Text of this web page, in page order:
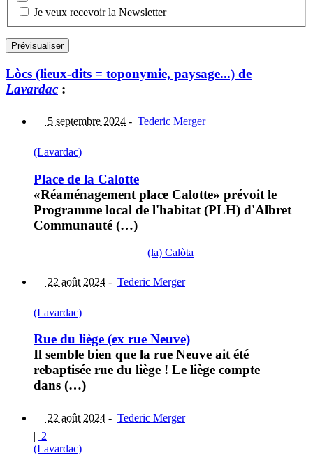
Je veux recevoir la Newsletter
Lòcs (lieux-dits = toponymie, paysage...) de
Lavardac :
5 septembre 2024 - Tederic Merger
(Lavardac)
Place de la Calotte
«Réaménagement place Calotte» prévoit le
Programme local de l'habitat (PLH) d'Albret
Communauté (…)
(la) Calòta
22 août 2024 - Tederic Merger
(Lavardac)
Rue du liège (ex rue Neuve)
Il semble bien que la rue Neuve ait été
rebaptisée rue du liège ! Le liège compte
dans (…)
22 août 2024 - Tederic Merger
| 2
(Lavardac)